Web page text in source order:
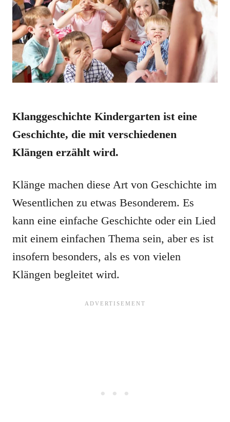
Klanggeschichte Kindergarten ist eine
Geschichte, die mit verschiedenen
Klängen erzählt wird.
Klänge machen diese Art von Geschichte im
Wesentlichen zu etwas Besonderem. Es
kann eine einfache Geschichte oder ein Lied
mit einem einfachen Thema sein, aber es ist
insofern besonders, als es von vielen
Klängen begleitet wird.